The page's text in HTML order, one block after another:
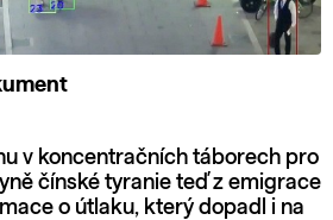
v koncentračních táborech pro
čínské tyranie teď z emigrace
o útlaku, který dopadl i na